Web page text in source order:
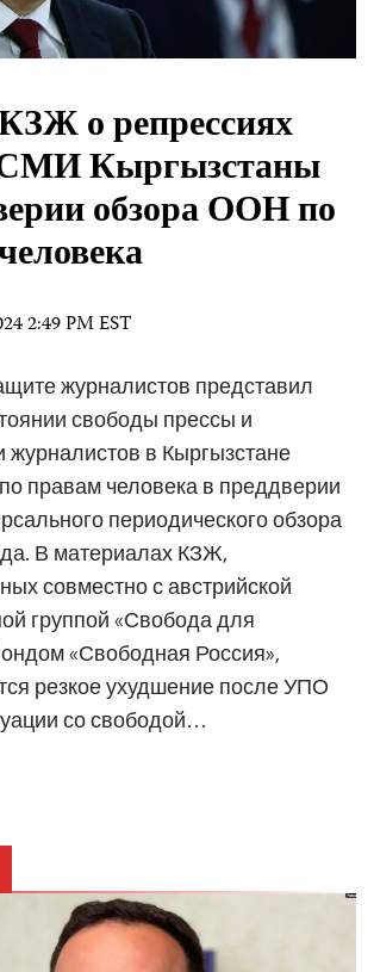
о репрессиях
Кыргызстаны
обзора ООН по
2:49 PM EST
журналистов представил
свободы прессы и
журналистов в Кыргызстане
правам человека в преддверии
периодического обзора
В материалах КЗЖ,
совместно с австрийской
группой «Свобода для
«Свободная Россия»,
резкое ухудшение после УПО
со свободой…